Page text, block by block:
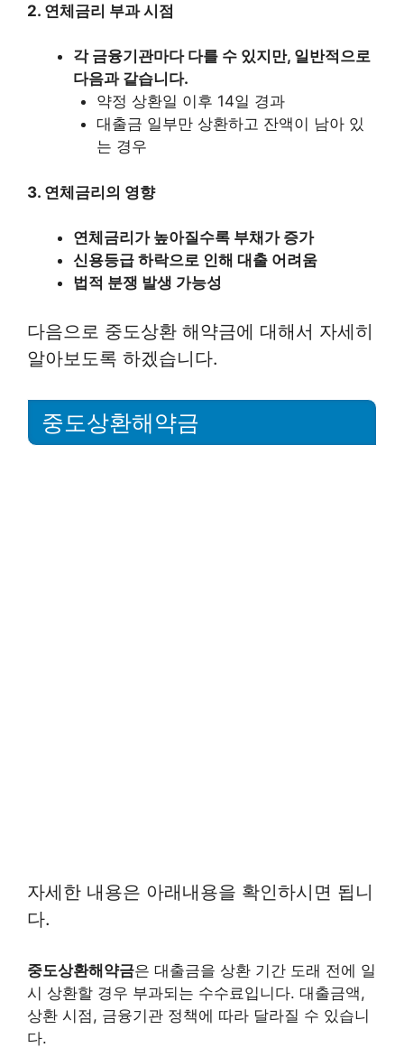
2. 연체금리 부과 시점
각 금융기관마다 다를 수 있지만, 일반적으로
다음과 같습니다.
약정 상환일 이후 14일 경과
대출금 일부만 상환하고 잔액이 남아 있
는 경우
3. 연체금리의 영향
연체금리가 높아질수록 부채가 증가
신용등급 하락으로 인해 대출 어려움
법적 분쟁 발생 가능성
다음으로 중도상환 해약금에 대해서 자세히
알아보도록 하겠습니다.
중도상환해약금
자세한 내용은 아래내용을 확인하시면 됩니
다.
중도상환해약금은 대출금을 상환 기간 도래 전에 일
시 상환할 경우 부과되는 수수료입니다. 대출금액,
상환 시점, 금융기관 정책에 따라 달라질 수 있습니
다.